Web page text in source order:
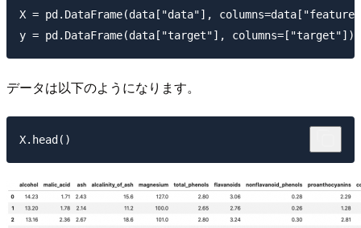
X = pd.DataFrame(data["data"],
データは以下のようになります。